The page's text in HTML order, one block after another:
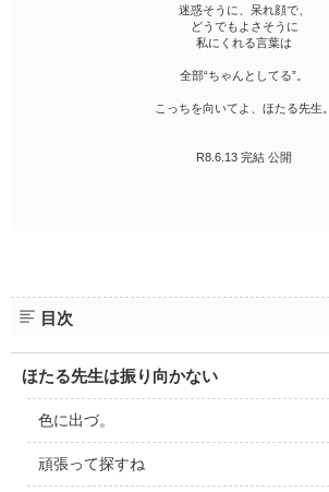
迷惑そうに、呆れ顔で、
どうでもよさそうに
私にくれる言葉は
全部“ちゃんとしてる”。
こっちを向いてよ、ほたる先生。
R8.6.13 完結 公開
目次
ほたる先生は振り向かない
色に出づ。
頑張って探すね